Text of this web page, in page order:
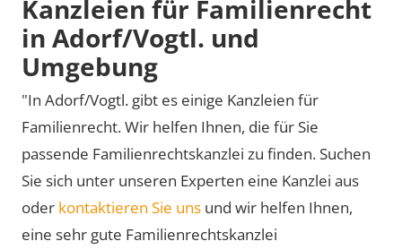
Kanzleien für Familienrecht
in Adorf/Vogtl. und
Umgebung
"In Adorf/Vogtl. gibt es einige Kanzleien für
Familienrecht. Wir helfen Ihnen, die für Sie
passende Familienrechtskanzlei zu finden. Suchen
Sie sich unter unseren Experten eine Kanzlei aus
oder kontaktieren Sie uns und wir helfen Ihnen,
eine sehr gute Familienrechtskanzlei